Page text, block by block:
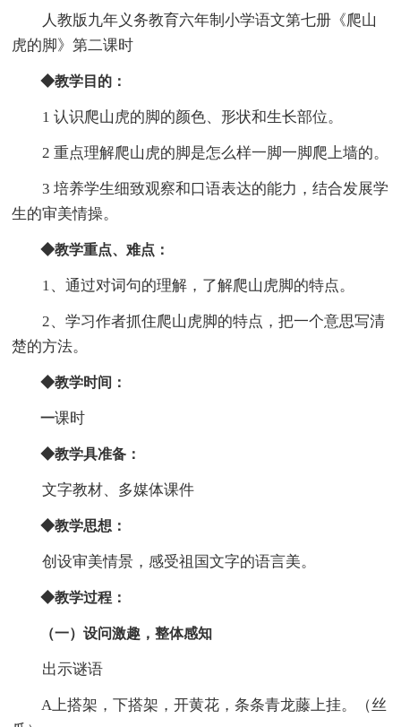
人教版九年义务教育六年制小学语文第七册《爬山
虎的脚》第二课时
◆教学目的：
1 认识爬山虎的脚的颜色、形状和生长部位。
2 重点理解爬山虎的脚是怎么样一脚一脚爬上墙的。
3 培养学生细致观察和口语表达的能力，结合发展学
生的审美情操。
◆教学重点、难点：
1、通过对词句的理解，了解爬山虎脚的特点。
2、学习作者抓住爬山虎脚的特点，把一个意思写清
楚的方法。
◆教学时间：
一课时
◆教学具准备：
文字教材、多媒体课件
◆教学思想：
创设审美情景，感受祖国文字的语言美。
◆教学过程：
（一）设问激趣，整体感知
出示谜语
A上搭架，下搭架，开黄花，条条青龙藤上挂。（丝